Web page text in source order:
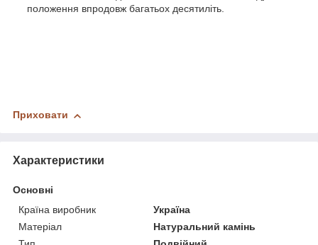
положення впродовж багатьох десятиліть.
Приховати
Характеристики
Основні
Країна виробник
Україна
Матеріал
Натуральний камінь